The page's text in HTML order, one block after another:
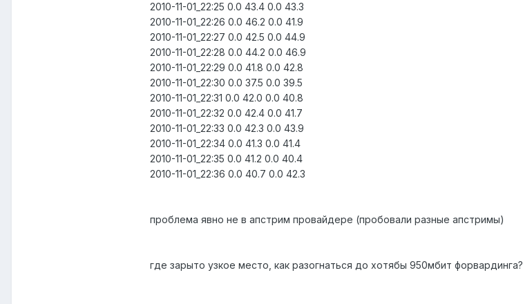
2010-11-01_22:25 0.0 43.4 0.0 43.3
2010-11-01_22:26 0.0 46.2 0.0 41.9
2010-11-01_22:27 0.0 42.5 0.0 44.9
2010-11-01_22:28 0.0 44.2 0.0 46.9
2010-11-01_22:29 0.0 41.8 0.0 42.8
2010-11-01_22:30 0.0 37.5 0.0 39.5
2010-11-01_22:31 0.0 42.0 0.0 40.8
2010-11-01_22:32 0.0 42.4 0.0 41.7
2010-11-01_22:33 0.0 42.3 0.0 43.9
2010-11-01_22:34 0.0 41.3 0.0 41.4
2010-11-01_22:35 0.0 41.2 0.0 40.4
2010-11-01_22:36 0.0 40.7 0.0 42.3
проблема явно не в апстрим провайдере (пробовали разные апстримы)
где зарыто узкое место, как разогнаться до хотябы 950мбит форвардинга?